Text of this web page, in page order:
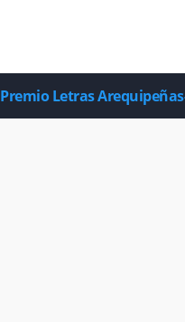
Premio Letras